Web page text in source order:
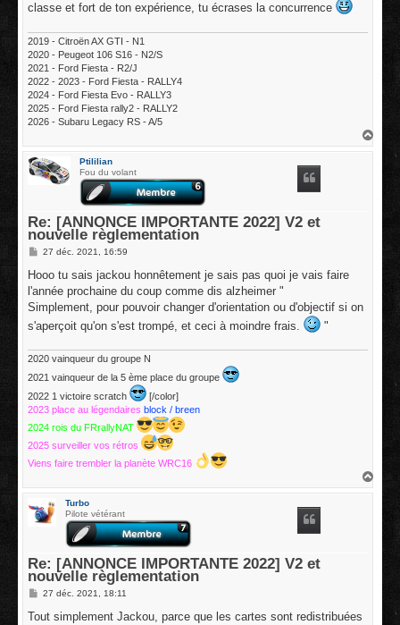
e
classe et fort de ton expérience, tu écrases la concurrence
2019 - Citroën AX GTI - N1
2020 - Peugeot 106 S16 - N2/S
2021 - Ford Fiesta - R2/J
2022 - 2023 - Ford Fiesta - RALLY4
2024 - Ford Fiesta Evo - RALLY3
2025 - Ford Fiesta rally2 - RALLY2
2026 - Subaru Legacy RS - A/5
Ptililian
Fou du volant
Re: [ANNONCE IMPORTANTE 2022] V2 et
nouvelle règlementation
M
s
a
g
27 déc. 2021, 16:59
Hooo tu sais jackou honnêtement je sais pas quoi je vais faire
l'année prochaine du coup comme dis alzheimer "
Simplement, pour pouvoir changer d'orientation ou d'objectif si on
s'aperçoit qu'on s'est trompé, et ceci à moindre frais.
"
2020 vainqueur du groupe N
2021 vainqueur de la 5 ème place du groupe
2022 1 victoire scratch
[/color]
2023 place au légendaires block / breen
2024 rois du FRrallyNAT
2025 surveiller vos rétros
Viens faire trembler la planète WRC16
Turbo
Pilote vétérant
Re: [ANNONCE IMPORTANTE 2022] V2 et
nouvelle règlementation
M
s
27 déc. 2021, 18:11
Tout simplement Jackou, parce que les cartes sont redistribuées